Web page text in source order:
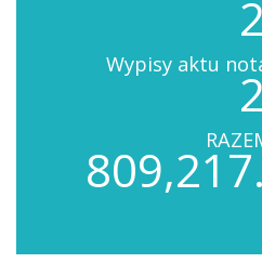
Wypisy aktu